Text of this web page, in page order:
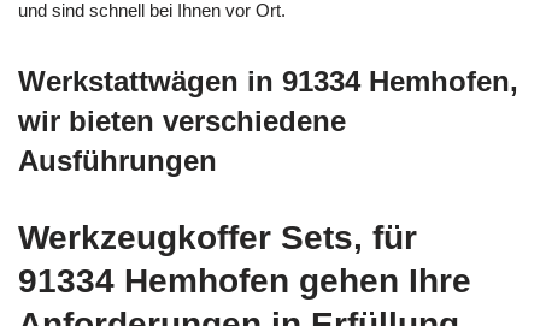
und sind schnell bei Ihnen vor Ort.
Werkstattwägen in 91334 Hemhofen,
wir bieten verschiedene
Ausführungen
Werkzeugkoffer Sets, für
91334 Hemhofen gehen Ihre